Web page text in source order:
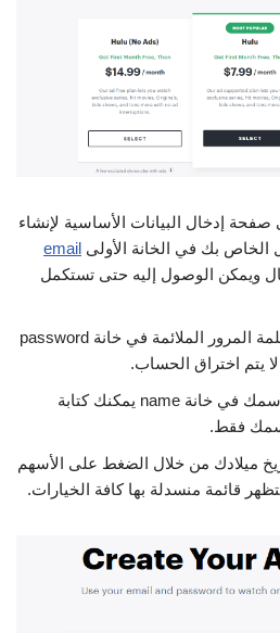
صفحة إدخال البيانات الأساسية لإنشاء
email
ويمكن الوصول إليه حتى تستكمل
أدخل كلمة المرور الملائمة في خانة password
يتم اختراق الحساب.
أدخل اسمك في خانة name يمكنك كتابة
فقط.
ميلادك من خلال الضغط على الأسهم
قائمة منسدلة بها كافة الخيارات.